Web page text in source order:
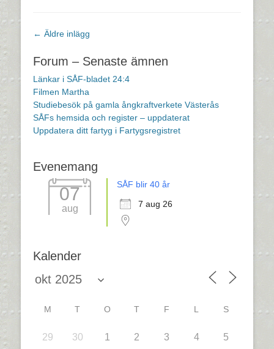
Inläggsnavigering
← Äldre inlägg
Forum – Senaste ämnen
Länkar i SÅF-bladet 24:4
Filmen Martha
Studiebesök på gamla ångkraftverkete Västerås
SÅFs hemsida och register – uppdaterat
Uppdatera ditt fartyg i Fartygsregistret
Evenemang
07
aug
SÅF blir 40 år
7 aug 26
Kalender
M T O T F L S
29 30 1 2 3 4 5